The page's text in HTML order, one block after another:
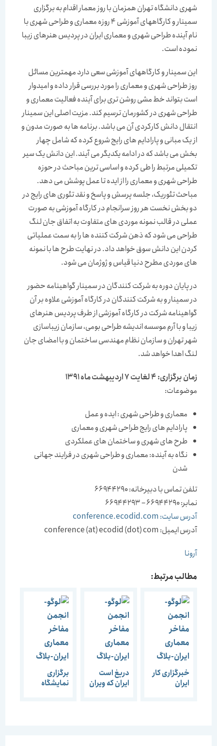
شهری دانشگاه تهران همزمان با روز معمار اقدام به برگزاری
سمینار و کارگاههای آموزشی 4 روزه معماری و طراحی شهری با
نام آینده طراحی شهری و معماری ایران در پردیس هنرهای زیبا
نموده است.
این سمینار و کارگاههای آموزشی سعی دارد مهمترین مسائل
روز طراحی شهری و معماری را مورد بررسی قرار داده و امیدوار
است بتواند خط مشی روشن تری برای آینده فعالیت معماری و
طراحی شهری در کشورمان ترسیم کند. مزیت اصلی این سمینار
انتقال دانش کارکردی آن می باشد. برنامه ها به صورت مدون و
از یک مبانی و پارادایم های رایج شروع کرده که شامل چهار
بخش می باشد که در ادامه یکدیگر می آیند. این دانش یک سیر
تکمیلی مرتبط را طی کرده و اساسی ترین مباحث در حوزه
طراحی شهری و معماری را از ایده تا عمل پوشش می دهد.
مباحث تئوریک، جلسه پرسش و پاسخ و نقد تئوری های رایج در
دو بخش نخست هر روز سرانجام در کارگاه آموزشی به صورت
عملی در قالب نمونه موردی های متفاوت به اتفاق جان لنگ
طراحی می شود که ذهن شرکت کننده ها را به سمت عملیاتی
کردن این دانش سوق خواهد داد. در نهایت طرح ها با نمونه
های موردی مطرح دنیا قیاس و ژوژمان می شود.
در پایان دوره به شرکت کنندگان در سمینار گواهینامه حضور
در سمینار و به شرکت کنندگان در کارگاه آموزشی علاوه بر آن
گواهینامه شرکت در کارگاه آموزشی از طرف پردیس هنرهای
زیبا و با آرم موسسه اندیشه طراحی بومی، سازمان زیباسازی
شهر تهران و سازمان نظام مهندسی ساختمان و با امضای جان
لنگ اهدا خواهد شد.
زمان برگزاری: 4 لغایت 7 اردیبهشت ماه 1391
موضوعات:
معماری و طراحی شهری : ایده و عمل
پارادایم های رایج طراحی شهری و معماری
طرح های شهری و ساختمان های عملکردی
نگاه به آینده: معماری و طراحی شهری در فرایند جهانی
شدن
تلفن تماس با دبیرخانه: 66944290
نمابر: 66944290 – 66944293
آدرس سایت: conference.ecodid.com
آدرس ایمیل: conference (at) ecodid (dot) com
آرونا
مطالب مرتبط:
خبرگزاری کار
ایران
دریغ است
ایران که ویران
برگزاری
نمایشگاه